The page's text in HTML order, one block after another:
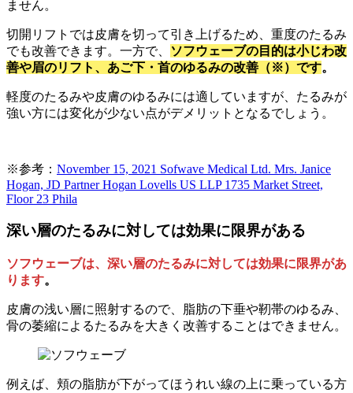
ません。
切開リフトでは皮膚を切って引き上げるため、重度のたるみ
でも改善できます。一方で、
ソフウェーブの目的は小じわ改
善や眉のリフト、あご下・首のゆるみの改善（※）です。
軽度のたるみや皮膚のゆるみには適していますが、たるみが
強い方には変化が少ない点がデメリットとなるでしょう。
※参考： November 15, 2021 Sofwave Medical Ltd. Mrs. Janice
Hogan, JD Partner Hogan Lovells US LLP 1735 Market Street,
Floor 23 Phila
深い層のたるみに対しては効果に限界がある
ソフウェーブは、深い層のたるみに対しては効果に限界があ
ります。
皮膚の浅い層に照射するので、脂肪の下垂や靭帯のゆるみ、
骨の萎縮によるたるみを大きく改善することはできません。
例えば、頬の脂肪が下がってほうれい線の上に乗っている方